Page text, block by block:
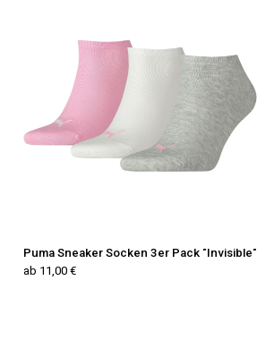
Puma Sneaker Socken 3er Pack "Invisible"
ab 11,00 €